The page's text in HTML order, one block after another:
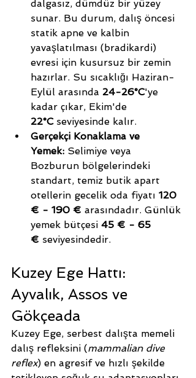
dalgasız, dümdüz bir yüzey
sunar. Bu durum, dalış öncesi
statik apne ve kalbin
yavaşlatılması (bradikardi)
evresi için kusursuz bir zemin
hazırlar. Su sıcaklığı Haziran-
Eylül arasında 24-26°C'ye
kadar çıkar, Ekim'de
22°C seviyesinde kalır.
Gerçekçi Konaklama ve
Yemek: Selimiye veya
Bozburun bölgelerindeki
standart, temiz butik apart
otellerin gecelik oda fiyatı 120
€ - 190 € arasındadır. Günlük
yemek bütçesi 45 € - 65
€ seviyesindedir.
Kuzey Ege Hattı:
Ayvalık, Assos ve
Gökçeada
Kuzey Ege, serbest dalışta memeli
dalış refleksini (mammalian dive
reflex) en agresif ve hızlı şekilde